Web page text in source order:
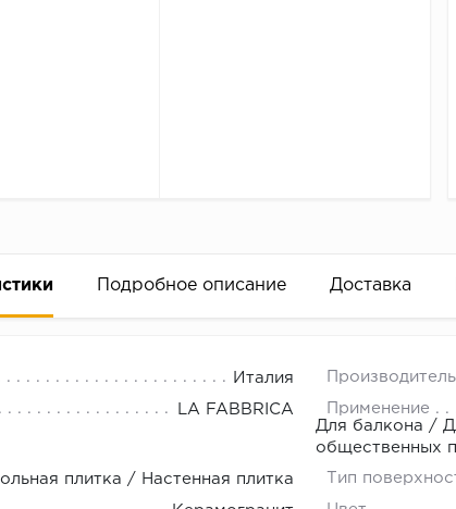
Подробное описание Доставка
Италия Производитель
LA FABBRICA
Применение
Для балкона /
общественных
плитка / Настенная плитка Тип